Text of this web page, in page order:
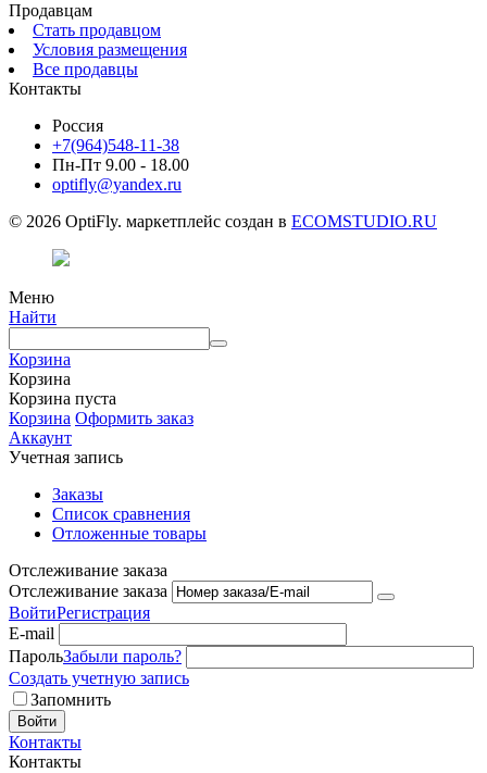
Продавцам
Стать продавцом
Условия размещения
Все продавцы
Контакты
Россия
+7(964)548-11-38
Пн-Пт 9.00 - 18.00
optifly@yandex.ru
© 2026 OptiFly. маркетплейс создан в ECOMSTUDIO.RU
Меню
Найти
Корзина
Корзина
Корзина пуста
Корзина Оформить заказ
Аккаунт
Учетная запись
Заказы
Список сравнения
Отложенные товары
Отслеживание заказа
Отслеживание заказа
ВойтиРегистрация
E-mail
ПарольЗабыли пароль?
Создать учетную запись
Запомнить
Войти
Контакты
Контакты